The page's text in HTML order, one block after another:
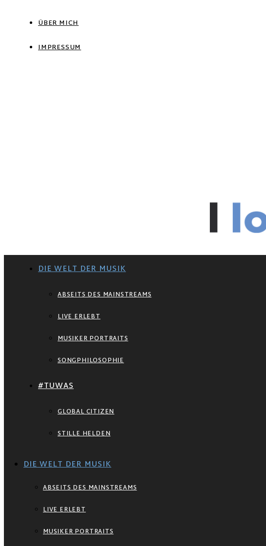
ÜBER MICH
IMPRESSUM
DIE WELT DER MUSIK
ABSEITS DES MAINSTREAMS
LIVE ERLEBT
MUSIKER PORTRAITS
SONGPHILOSOPHIE
#TUWAS
GLOBAL CITIZEN
STILLE HELDEN
DIE WELT DER MUSIK
ABSEITS DES MAINSTREAMS
LIVE ERLEBT
MUSIKER PORTRAITS